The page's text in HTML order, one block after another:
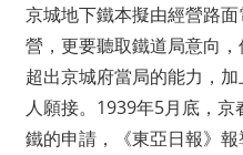
京城地下鐵本擬由經營路
營，更要聽取鐵道局意向
超出京城府當局的能力，
人願接。1939年5月底，
鐵的申請，《東亞日報》